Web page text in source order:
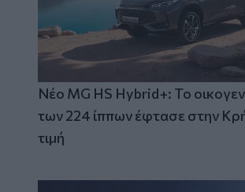
Νέο MG HS Hybrid+: Το
των 224 ίππων έφτασε στην
τιμή